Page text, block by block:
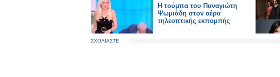
Η τούμπα του Παναγιώτη
Ψωμιάδη στον αέρα
τηλεοπτικής εκπομπής
ΣΧΟΛΙΑΣΤΕ